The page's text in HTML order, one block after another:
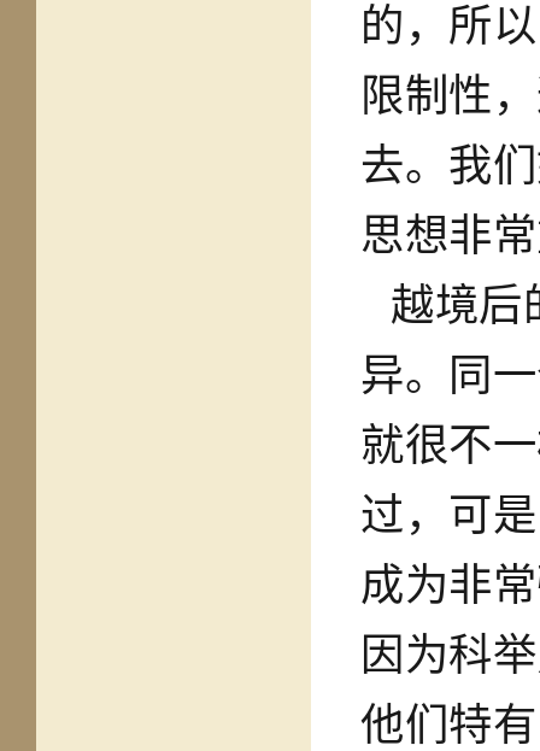
的，所
限制性
去。我
思想非
越境后
异。同
就很不
过，可
成为非
因为科
他们特